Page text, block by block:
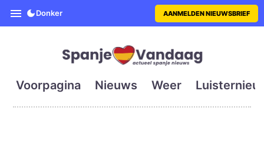
SpanjeVandaag is de eerste
Donker AANMELDEN NIEUWSBRIEF
Voorpagina Nieuws Weer